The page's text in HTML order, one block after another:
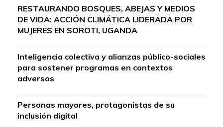
RESTAURANDO BOSQUES, ABEJAS Y MEDIOS
DE VIDA: ACCIÓN CLIMÁTICA LIDERADA POR
MUJERES EN SOROTI, UGANDA
Inteligencia colectiva y alianzas público-sociales
para sostener programas en contextos
adversos
Personas mayores, protagonistas de su
inclusión digital